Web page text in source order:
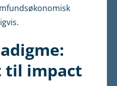
til impact